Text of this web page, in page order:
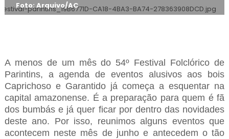
Arquivo/AC
A menos de um mês do 54º Festival Folclórico de
Parintins, a agenda de eventos alusivos aos bois
Caprichoso e Garantido já começa a esquentar na
capital amazonense. É a preparação para quem é fã
dos bumbás e já quer ficar por dentro das novidades
deste ano. Por isso, reunimos alguns eventos que
acontecem neste mês de junho e antecedem o tão